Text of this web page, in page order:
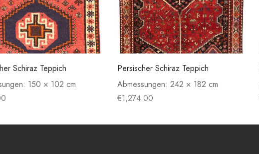
Schiraz Teppich
150 × 102 cm
Persischer Schiraz Teppich
Abmessungen: 242 × 182 cm
€1,274.00